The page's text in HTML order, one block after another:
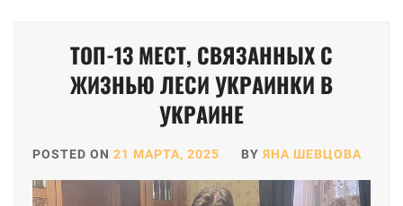
ТОП-13 МЕСТ, СВЯЗАННЫХ С
ЖИЗНЬЮ ЛЕСИ УКРАИНКИ В
УКРАИНЕ
POSTED ON 21 МАРТА, 2025 BY ЯНА ШЕВЦОВА